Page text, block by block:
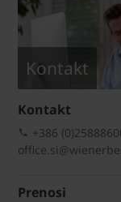
Kontakt
Kontakt
+386
Prenosi